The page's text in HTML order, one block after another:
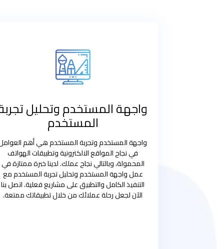
واجهة المستخدم وتحليل
المستخدم
واجهة المستخدم وتجربة المستخدم هي أهم
في نجاح المواقع الالكترونية وتطبيقات الهواتف
المحمولة، وبالتالي نجاح عملك. لدينا خبرة ممتازة في
عمل واجهة المستخدم وتحليل تجربة المستخدم مع
التنفيذ الكامل والتطبيق على مشاريع فعلية. اتصل بنا
الآن لجعل رحلة عملائك من خلال تطبيقاتك ممتعة.